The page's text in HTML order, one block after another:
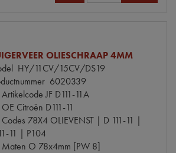
OLIESCHRAAP 4MM
HY/11CV/15CV/DS19
6020339
Artikelcode JF D111-11A
OE Citroën D111-11
Codes 78X4 OLIEVENST | D 111-11 |
11 | P104
Maten O 78x4mm [PW 8]